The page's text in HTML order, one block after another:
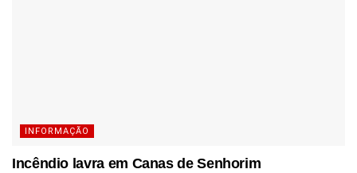
INFORMAÇÃO
Incêndio lavra em Canas de Senhorim